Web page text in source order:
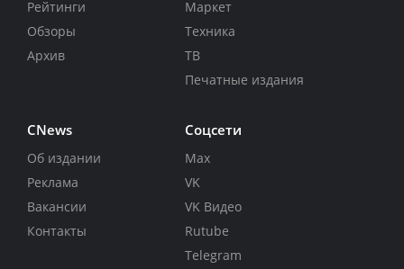
Рейтинги
Обзоры
Архив
Маркет
Техника
ТВ
Печатные издания
CNews
Об издании
Реклама
Вакансии
Контакты
Соцсети
Max
VK
VK Видео
Rutube
Telegram